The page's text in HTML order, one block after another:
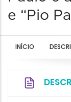
e “Pio
INÍCIO